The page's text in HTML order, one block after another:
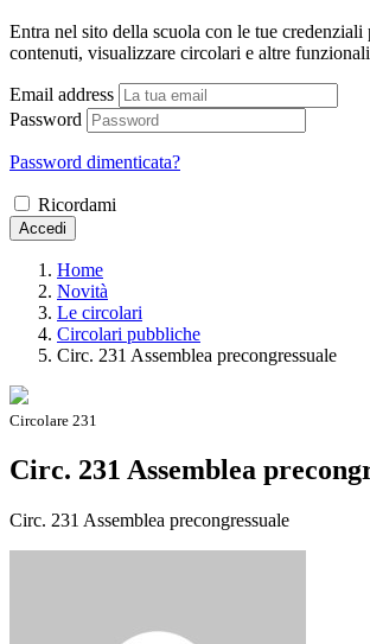
Entra nel sito della scuola con le tue credenziali
contenuti, visualizzare circolari e altre
Email address
Password
Password dimenticata?
Ricordami
Accedi
Home
Novità
Le circolari
Circolari pubbliche
Circ. 231 Assemblea precongressuale
Circolare 231
Circ. 231 Assemblea
Circ. 231 Assemblea precongressuale